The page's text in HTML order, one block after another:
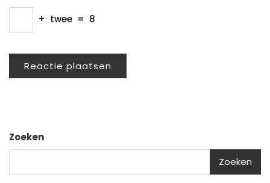
+ twee = 8
Zoeken
Zoeken